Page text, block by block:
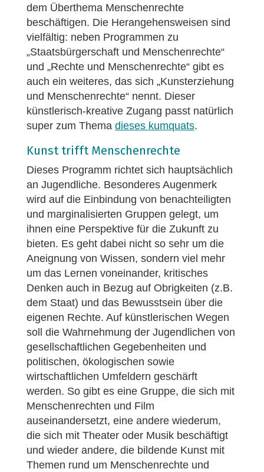
dem Überthema Menschenrechte
beschäftigen. Die Herangehensweisen sind
vielfältig: neben Programmen zu
„Staatsbürgerschaft und Menschenrechte“
und „Rechte und Menschenrechte“ gibt es
auch ein weiteres, das sich „Kunsterziehung
und Menschenrechte“ nennt. Dieser
künstlerisch-kreative Zugang passt natürlich
super zum Thema dieses kumquats.
Kunst trifft Menschenrechte
Dieses Programm richtet sich hauptsächlich
an Jugendliche. Besonderes Augenmerk
wird auf die Einbindung von benachteiligten
und marginalisierten Gruppen gelegt, um
ihnen eine Perspektive für die Zukunft zu
bieten. Es geht dabei nicht so sehr um die
Aneignung von Wissen, sondern viel mehr
um das Lernen voneinander, kritisches
Denken auch in Bezug auf Obrigkeiten (z.B.
dem Staat) und das Bewusstsein über die
eigenen Rechte. Auf künstlerischen Wegen
soll die Wahrnehmung der Jugendlichen von
gesellschaftlichen Gegebenheiten und
politischen, ökologischen sowie
wirtschaftlichen Umfeldern geschärft
werden. So gibt es eine Gruppe, die sich mit
Menschenrechten und Film
auseinandersetzt, eine andere wiederum,
die sich mit Theater oder Musik beschäftigt
und wieder andere, die bildende Kunst mit
Themen rund um Menschenrechte und